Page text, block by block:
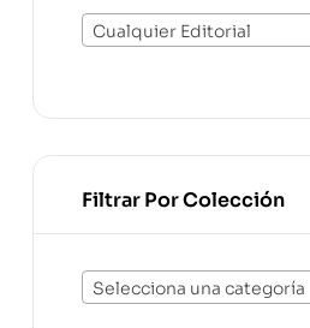
Cualquier Editorial
Filtrar Por Colección
Selecciona una categoría